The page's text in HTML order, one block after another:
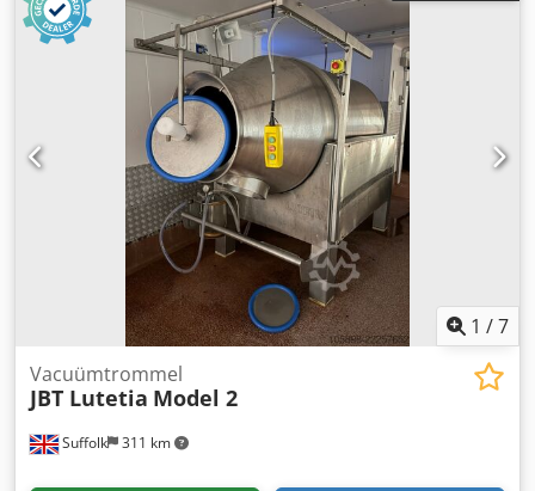
1 /7
Suffolk 311 km
Vacuümtrommel
JBT Lutetia Model 2